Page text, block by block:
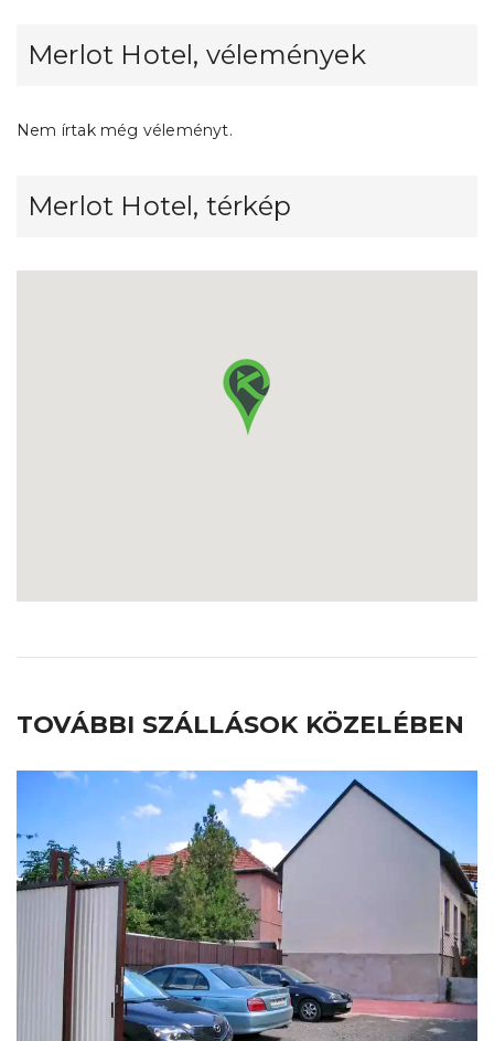
Merlot Hotel, vélemények
Nem írtak még véleményt.
Merlot Hotel, térkép
TOVÁBBI SZÁLLÁSOK KÖZELÉBEN